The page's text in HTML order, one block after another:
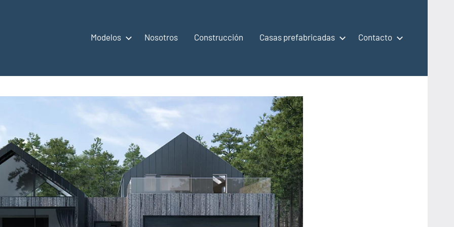
Modelos Nosotros Construcción Casas prefabricadas Contacto